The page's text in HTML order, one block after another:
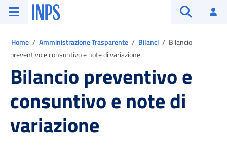
Vai al menu principale
Vai al contenuto principale
Vai al pie' di pagina
INPS ()
Home Amministrazione Trasparente Bilanci
Bilancio
preventivo e consuntivo e note di variazione
Bilancio preventivo e
consuntivo e note di
variazione